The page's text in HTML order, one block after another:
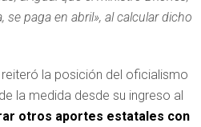
se paga en abril», al calcular dicho
la posición del oficialismo
la medida desde su ingreso al
otros aportes estatales con